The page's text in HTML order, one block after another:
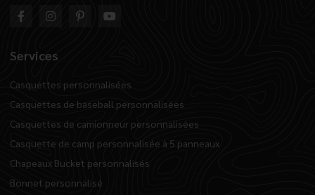
Services
Casquettes personnalisées
Casquettes de baseball personnalisées
Casquettes de camionneur personnalisées
Casquette de camp personnalisée à 5 panneaux
Chapeaux Bucket personnalisés
Bonnet personnalisé